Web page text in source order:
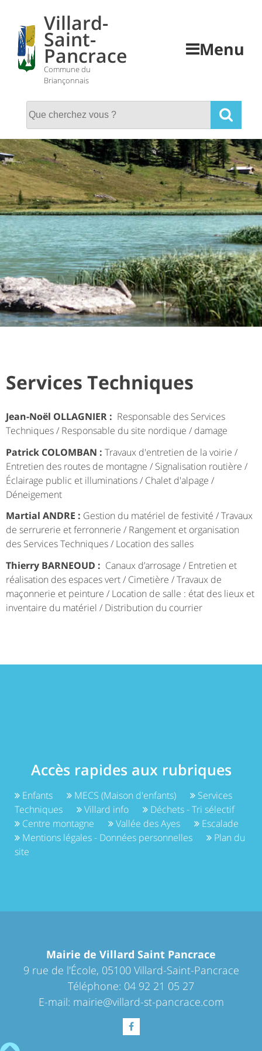
content
Menu
Villard-
Saint-
Pancrace
Commune du
Briançonnais
Services Techniques
Jean-Noël OLLAGNIER : Responsable des Services
Techniques / Responsable du site nordique / damage
Patrick COLOMBAN : Travaux d'entretien de la voirie /
Entretien des routes de montagne / Signalisation routière /
Éclairage public et illuminations / Chalet d'alpage /
Déneigement
Martial ANDRE : Gestion du matériel de festivité / Travaux
de serrurerie et ferronnerie / Rangement et organisation
des Services Techniques / Location des salles
Thierry BARNEOUD : Canaux d’arrosage / Entretien et
réalisation des espaces vert / Cimetière / Travaux de
maçonnerie et peinture / Location de salle : état des lieux et
inventaire du matériel / Distribution du courrier
Accès rapides aux rubriques
Enfants MECS (Maison d'enfants)
Services
Techniques
Villard info
Déchets - Tri sélectif
Centre montagne
Vallée des Ayes
Escalade
Mentions légales - Données personnelles
Plan du
site
Mairie de Villard Saint Pancrace
9 rue de l'École, 05100 Villard-Saint-Pancrace
Téléphone: 04 92 21 05 27
E-mail: mairie@villard-st-pancrace.com